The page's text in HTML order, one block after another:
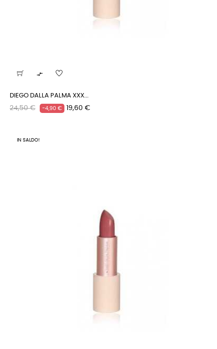

DIEGO DALLA PALMA XXX...
Prezzo
24,50 € -4,90 € Prezzo
19,60 €
IN SALDO!